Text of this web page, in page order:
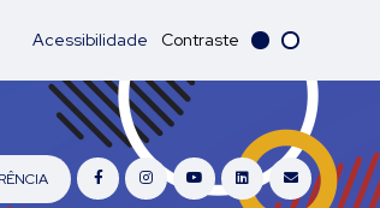
Acessibilidade Contraste